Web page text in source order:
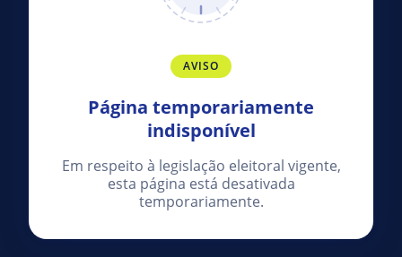
AVISO
Página temporariamente
indisponível
Em respeito à legislação eleitoral vigente,
esta página está desativada
temporariamente.